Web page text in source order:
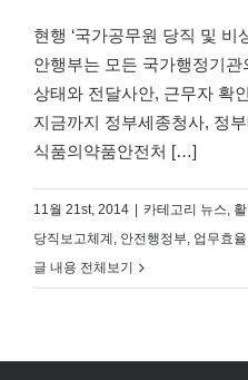
현행 ‘국가공무원 당직 및 비
안행부는 모든 국가행정기
상태와 전달사안, 근무자 확
지금까지 정부세종청사, 정
식품의약품안전처 […]
11월 21st, 2014 카테고리 뉴스,
당직보고체계 , 안전행정부, 업무효율
글 내용 전체보기